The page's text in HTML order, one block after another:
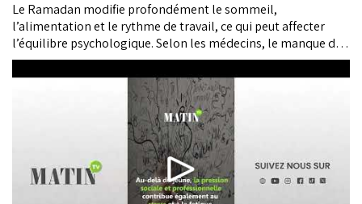
Le Ramadan modifie profondément le sommeil,
l’alimentation et le rythme de travail, ce qui peut affecter
l’équilibre psychologique. Selon les médecins, le manque de
sommeil et la désorganisation des habitudes augmentent
l’irritabilité, la baisse de concentration et la sensibilité